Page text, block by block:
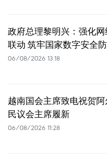
政府总理黎明兴：强化
联动 筑牢国家数字安全
06/08/2026 13:18
越南国会主席致电祝贺
民议会主席履新
06/08/2026 11:28